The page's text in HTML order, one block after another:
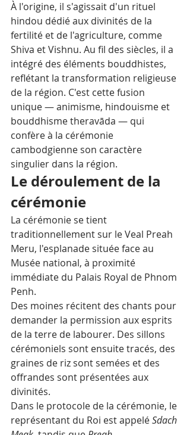
À l'origine, il s'agissait d'un rituel
hindou dédié aux divinités de la
fertilité et de l'agriculture, comme
Shiva et Vishnu. Au fil des siècles, il a
intégré des éléments bouddhistes,
reflétant la transformation religieuse
de la région. C'est cette fusion
unique — animisme, hindouisme et
bouddhisme theravāda — qui
confère à la cérémonie
cambodgienne son caractère
singulier dans la région.
Le déroulement de la
cérémonie
La cérémonie se tient
traditionnellement sur le Veal Preah
Meru, l'esplanade située face au
Musée national, à proximité
immédiate du Palais Royal de Phnom
Penh.
Des moines récitent des chants pour
demander la permission aux esprits
de la terre de labourer. Des sillons
cérémoniels sont ensuite tracés, des
graines de riz sont semées et des
offrandes sont présentées aux
divinités.
Dans le protocole de la cérémonie, le
représentant du Roi est appelé Sdach